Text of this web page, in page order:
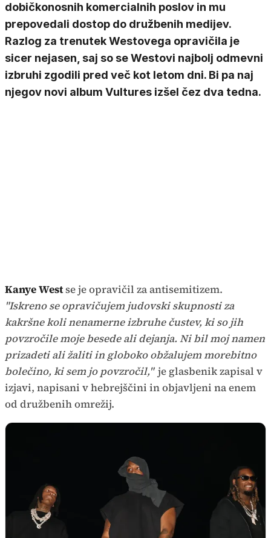
dobičkonosnih komercialnih poslov in mu
prepovedali dostop do družbenih medijev.
Razlog za trenutek Westovega opravičila je
sicer nejasen, saj so se Westovi najbolj odmevni
izbruhi zgodili pred več kot letom dni. Bi pa naj
njegov novi album Vultures izšel čez dva tedna.
Kanye Westse je opravičil za antisemitizem.
"Iskreno se opravičujem judovski skupnosti za
kakršne koli nenamerne izbruhe čustev, ki so jih
povzročile moje besede ali dejanja. Ni bil moj namen
prizadeti ali žaliti in globoko obžalujem morebitno
bolečino, ki sem jo povzročil," je glasbenik zapisal v
izjavi, napisani v hebrejščini in objavljeni na enem
od družbenih omrežij.